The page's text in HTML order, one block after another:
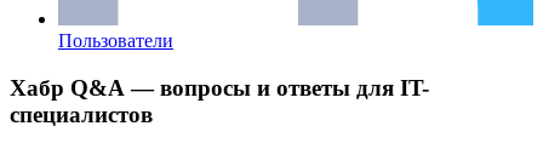
Пользователи
Хабр Q&A — вопросы и ответы для IT-
специалистов